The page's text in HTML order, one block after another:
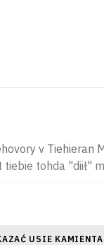
v Tiehieran
tohda "diił"
USIE
i były
Mierab
mory
u
reaktyŭnymi.
nie